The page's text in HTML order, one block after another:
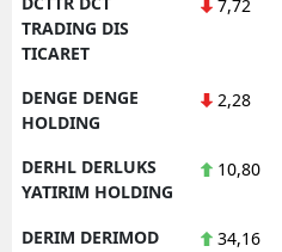
TRADING DIS
TICARET
7,72
DENGE DENGE
HOLDING
2,28
DERHL DERLUKS
YATIRIM HOLDING
10,80
DERIM DERIMOD 34,16